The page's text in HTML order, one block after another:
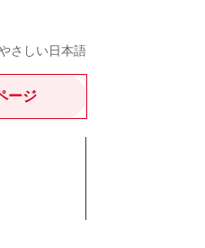
さしい日本語
ージ